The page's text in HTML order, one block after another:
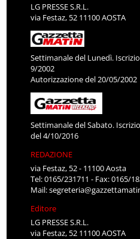
LG PRESSE S.R.L.
via Festaz, 52 11100 AOSTA
Settimanale del Lunedì.
9/2002
Autorizzazione del 20/05/2002
Settimanale del Sabato.
del 4/10/2016
REDAZIONE
via Festaz, 52 - 11100 Aosta
Tel: 0165/231711 - Fax: 0165/
Mail:
Editore
LG PRESSE S.R.L.
via Festaz, 52 11100 AOSTA